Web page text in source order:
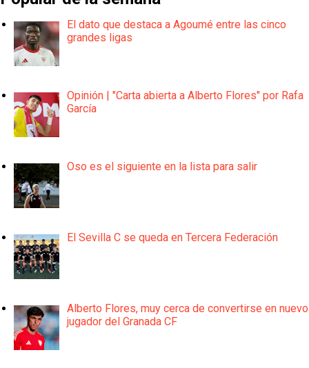
El dato que destaca a Agoumé entre las cinco
grandes ligas
Opinión | "Carta abierta a Alberto Flores" por Rafa
García
Oso es el siguiente en la lista para salir
El Sevilla C se queda en Tercera Federación
Alberto Flores, muy cerca de convertirse en nuevo
jugador del Granada CF